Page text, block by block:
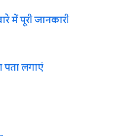
में पूरी जानकारी
पता लगाएं